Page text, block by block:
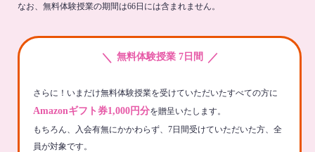
なお、無料体験授業の期間は66日には含まれません。
＼ 無料体験授業 7日間 ／
さらに！いまだけ無料体験授業を受けていただいたすべての方に
Amazonギフト券1,000円分を贈呈いたします。
もちろん、入会有無にかかわらず、7日間受けていただいた方、全
員が対象です。